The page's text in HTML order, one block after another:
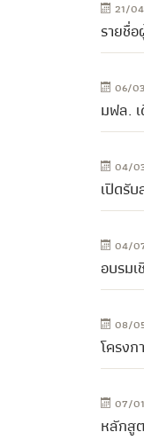
21/
รายชื่
06/
มฟล.
04/
เปิดรั
04/
อบรม
08/
โครง
07/
หลักสู